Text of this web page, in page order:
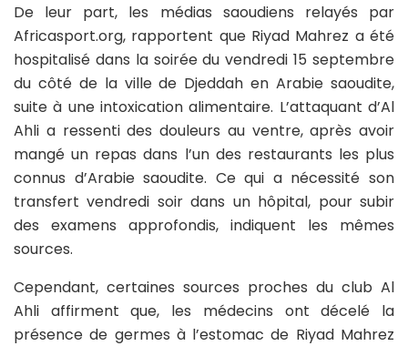
De leur part, les médias saoudiens relayés par
Africasport.org, rapportent que Riyad Mahrez a été
hospitalisé dans la soirée du vendredi 15 septembre
du côté de la ville de Djeddah en Arabie saoudite,
suite à une intoxication alimentaire. L’attaquant d’Al
Ahli a ressenti des douleurs au ventre, après avoir
mangé un repas dans l’un des restaurants les plus
connus d’Arabie saoudite. Ce qui a nécessité son
transfert vendredi soir dans un hôpital, pour subir
des examens approfondis, indiquent les mêmes
sources.
Cependant, certaines sources proches du club Al
Ahli affirment que, les médecins ont décelé la
présence de germes à l’estomac de Riyad Mahrez